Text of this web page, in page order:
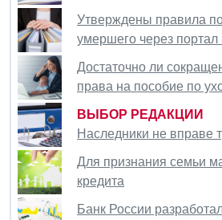
Утверждены правила
умершего через портал
Достаточно ли
права на пособие по
ВЫБОР РЕДАКЦИИ
Наследники не вправе
Для признания семьи
кредита
Банк России